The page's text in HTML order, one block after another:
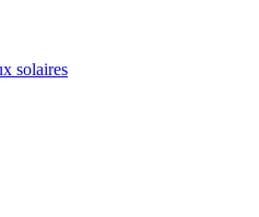
solaires